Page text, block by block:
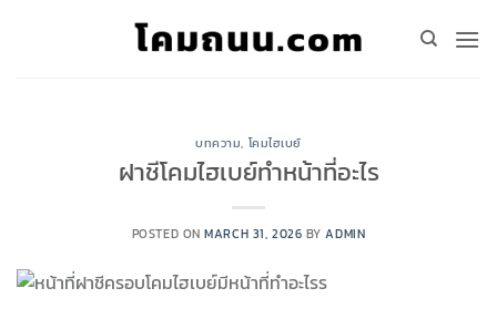
บทความ, โคมไฮเบย์
ฝาชีโคมไฮเบย์ทำหน้าที่อะไร
POSTED ONMARCH 31, 2026 BYADMIN